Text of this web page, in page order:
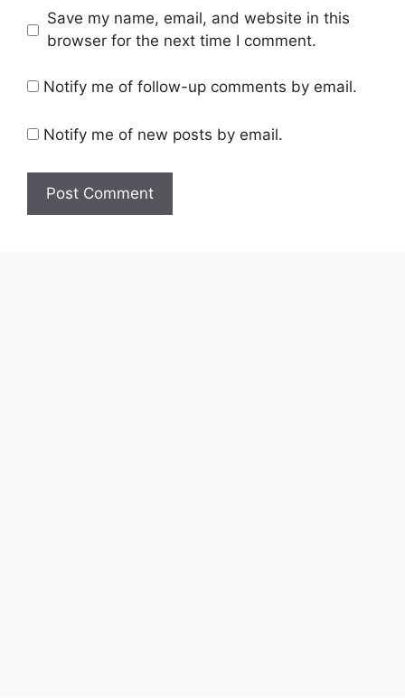
Save my name, email, and website in this
browser for the next time I comment.
Notify me of follow-up comments by email.
Notify me of new posts by email.